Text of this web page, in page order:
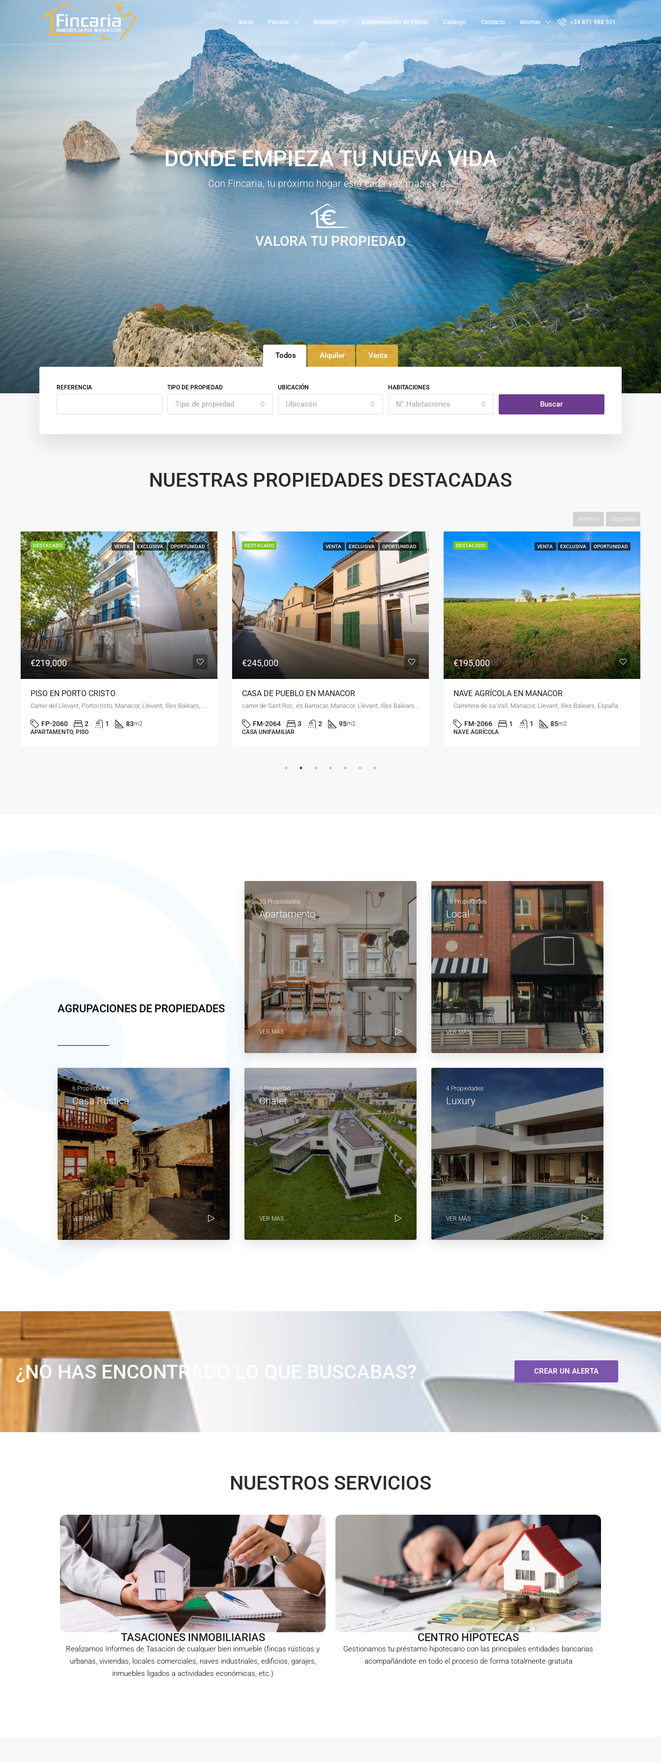
Inicio Fincaria Servicios Administración de Fincas Catálogo Contacto Idiomas +34 871 988 501
DONDE EMPIEZA TU NUEVA VIDA
Con Fincaria, tu próximo hogar está cada vez más cerca.
VALORA TU PROPIEDAD
Todos Alquiler Venta
REFERENCIA TIPO DE PROPIEDAD
Tipo de propiedad
UBICACIÓN
Ubicacón
HABITACIONES
N° Habitaciones Buscar
NUESTRAS PROPIEDADES DESTACADAS
Anterior Siguiente
DESTACADO VENTA EXCLUSIVA OPORTUNIDAD
€245,000
CASA DE PUEBLO EN MANACOR
carrer de Sant Roc, es Barracar, Manacor, Llevant, Illes Balears, 07500, España
FM-2064 3 2 95m2
CASA UNIFAMILIAR
DESTACADO VENTA EXCLUSIVA OPORTUNIDAD
€195,000
NAVE AGRÍCOLA EN MANACOR
Carretera de sa Vall, Manacor, Llevant, Illes Balears, España
FM-2066 1 1 85m2
NAVE AGRÍCOLA
DESTACADO VENTA OPORTUNIDAD
€450,000
CASA UNIFAMILIAR EN MANACOR
FM-2078 4 1 237m2
CASA UNIFAMILIAR
AGRUPACIONES DE PROPIEDADES
6 Propiedades
Casa Rustica
VER MÁS
25 Propiedades
Apartamento
VER MÁS
1 Propiedad
Chalet
VER MÁS
18 Propiedades
Local
VER MÁS
4 Propiedades
Luxury
VER MÁS
¿NO HAS ENCONTRADO LO QUE BUSCABAS? CREAR UN ALERTA
NUESTROS SERVICIOS
TASACIONES INMOBILIARIAS
Realizamos Informes de Tasación de cualquier bien inmueble (fincas rústicas y
urbanas, viviendas, locales comerciales, naves industriales, edificios, garajes,
inmuebles ligados a actividades económicas, etc.)
CENTRO HIPOTECAS
Gestionamos tu préstamo hipotecario con las principales entidades bancarias
acompañándote en todo el proceso de forma totalmente gratuita